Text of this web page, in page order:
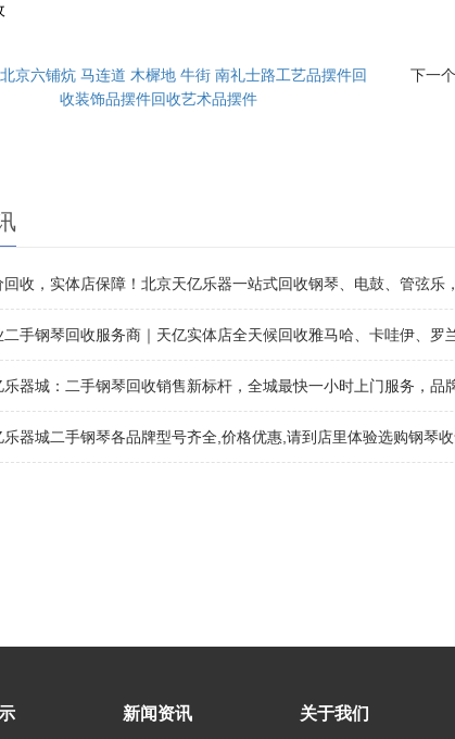
北京六铺炕 马连道 木樨地 牛街 南礼士路工艺品摆件回
收装饰品摆件回收艺术品摆件
下一
回收，实体店保障！北京天亿乐器一站式回收钢琴、电鼓、管弦
二手钢琴回收服务商｜天亿实体店全天候回收雅马哈、卡哇伊、罗
乐器城：二手钢琴回收销售新标杆，全城最快一小时上门服务，品
器城二手钢琴各品牌型号齐全,价格优惠,请到店里体验选购钢琴
新闻资讯 关于我们